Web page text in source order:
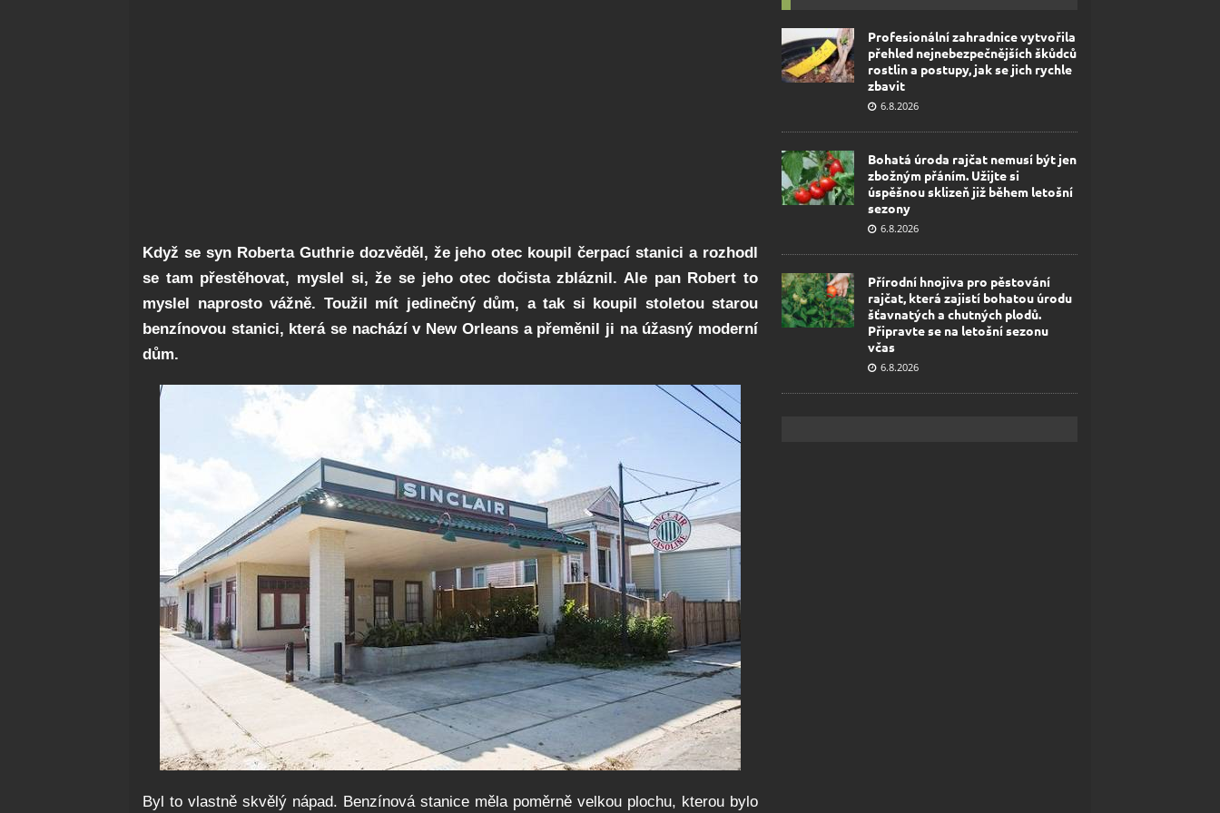
Když se syn Roberta Guthrie dozvěděl, že jeho otec koupil čerpací stanici a rozhodl
se tam přestěhovat, myslel si, že se jeho otec dočista zbláznil. Ale pan Robert to
myslel naprosto vážně. Toužil mít jedinečný dům, a tak si koupil stoletou starou
benzínovou stanici, která se nachází v New Orleans a přeměnil ji na úžasný moderní
dům.
Byl to vlastně skvělý nápad. Benzínová stanice měla poměrně velkou plochu, kterou bylo
Profesionální zahradnice vytvořila
přehled nejnebezpečnějších škůdců
rostlin a postupy, jak se jich rychle
zbavit
6.8.2026
Bohatá úroda rajčat nemusí být jen
zbožným přáním. Užijte si
úspěšnou sklizeň již během letošní
sezony
6.8.2026
Přírodní hnojiva pro pěstování
rajčat, která zajistí bohatou úrodu
šťavnatých a chutných plodů.
Připravte se na letošní sezonu
včas
6.8.2026